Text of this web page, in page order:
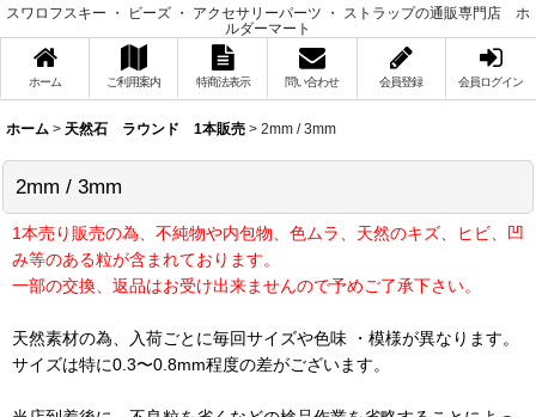
スワロフスキー ・ ビーズ ・ アクセサリーパーツ ・ ストラップの通販専門店 ホ
ルダーマート
ホーム ご利用案内 特商法表示 問い合わせ 会員登録 会員ログイン
ホーム > 天然石 ラウンド 1本販売 > 2mm / 3mm
2mm / 3mm
1本売り販売の為、不純物や内包物、色ムラ、天然のキズ、ヒビ、凹
み等のある粒が含まれております。
一部の交換、返品はお受け出来ませんので予めご了承下さい。
天然素材の為、入荷ごとに毎回サイズや色味 ・模様が異なります。
サイズは特に0.3〜0.8mm程度の差がございます。